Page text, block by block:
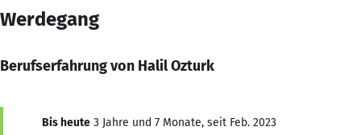
Werdegang
Berufserfahrung von Halil Ozturk
Bis heute 3 Jahre und 7 Monate, seit Feb. 2023